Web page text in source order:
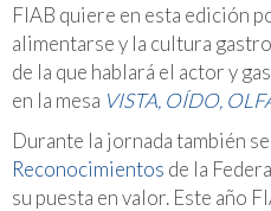
FIAB quiere en esta edición
alimentarse y la cultura
de la que hablará el actor y
en la mesa VISTA, OÍDO,
Durante la jornada también
Reconocimientos de la
su puesta en valor. Este año